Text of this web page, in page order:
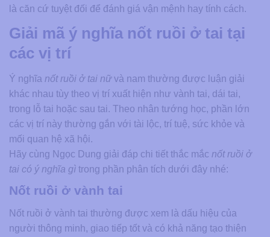
là căn cứ tuyệt đối để đánh giá vận mệnh hay tính cách.
Giải mã ý nghĩa nốt ruồi ở tai tại
các vị trí
Ý nghĩa nốt ruồi ở tai nữvà nam thường được luận giải
khác nhau tùy theo vị trí xuất hiện như vành tai, dái tai,
trong lỗ tai hoặc sau tai. Theo nhân tướng học, phần lớn
các vị trí này thường gắn với tài lộc, trí tuệ, sức khỏe và
mối quan hệ xã hội.
Hãy cùng Ngọc Dung giải đáp chi tiết thắc mắc nốt ruồi ở
tai có ý nghĩa gì trong phần phân tích dưới đây nhé:
Nốt ruồi ở vành tai
Nốt ruồi ở vành tai thường được xem là dấu hiệu của
người thông minh, giao tiếp tốt và có khả năng tạo thiện